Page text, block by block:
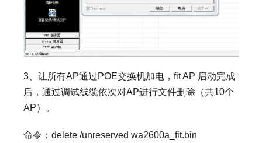
3、让所有AP通过POE交换机加电，fit AP 启动完成
后，通过调试线缆依次对AP进行文件删除（共10个
AP）。
命令：delete /unreserved wa2600a_fit.bin